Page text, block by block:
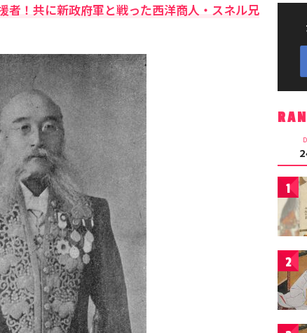
者！共に新政府軍と戦った西洋商人・スネル兄
1
2